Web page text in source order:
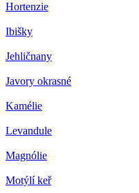
Hortenzie
Ibišky
Jehličnany
Javory okrasné
Kamélie
Levandule
Magnólie
Motýlí keř